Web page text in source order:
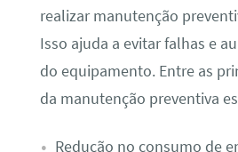
realizar manutenção
Isso ajuda a evitar falhas e
do equipamento. Entre as
da manutenção preventiva
Redução no consumo de